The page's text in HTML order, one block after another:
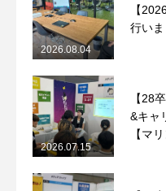
【
行いま
2026.08.04
【28
&キャ
【マ
2026.07.15